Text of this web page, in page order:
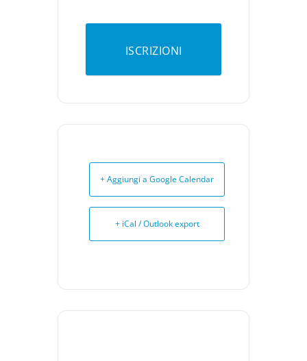
ISCRIZIONI
+ Aggiungi a Google Calendar
+ iCal / Outlook export